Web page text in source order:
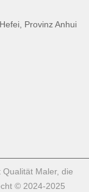
Provinz Anhui
Maler, die
© 2024-2025